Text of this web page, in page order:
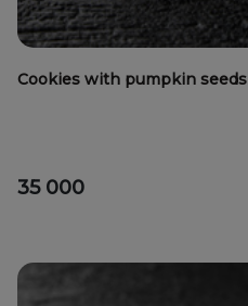
Cookies with pumpkin seeds
35 000